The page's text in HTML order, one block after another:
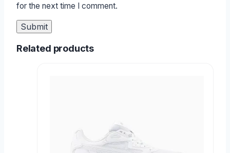
for the next time I comment.
Related products